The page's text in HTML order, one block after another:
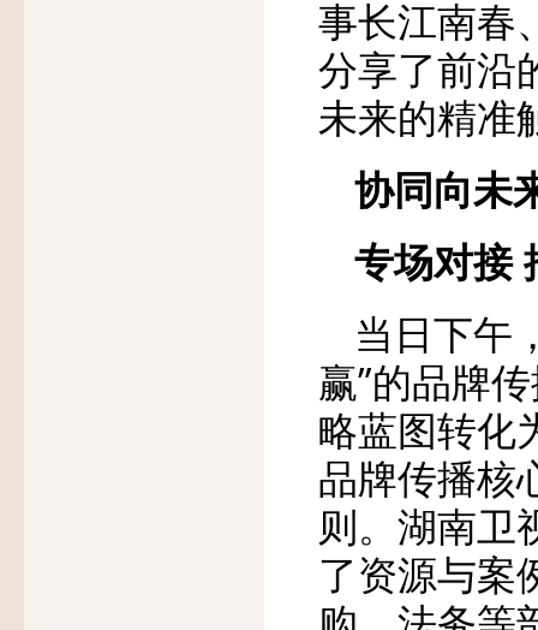
事长江南春
分享了前沿
未来的精准
协同向未
专场对接
当日下午
赢”的品牌
略蓝图转化
品牌传播核
则。湖南卫
了资源与案